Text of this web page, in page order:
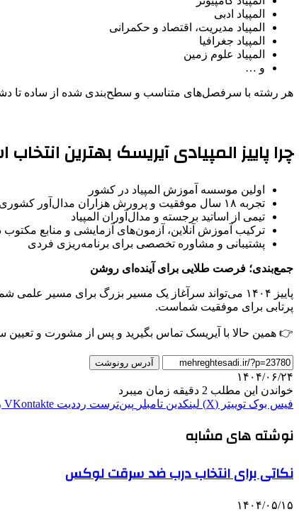
المپیاد ادبی
المپیاد مدیریت، اقتصاد و حکمرانی
المپیاد جغرافیا
المپیاد علوم زمین
و …
هر رشته با سرفصل‌های متناسب و سطح‌بندی شده از ساده تا
چرا پاییز المپیادی آیریسک بهترین
اولین موسسه آموزش المپیاد در کشور
تجربه ۱۸ سال موفقیت و پرورش هزاران مدال‌آور کشوری و جهانی
تیمی از اساتید برجسته و مدال‌آوران المپیاد
ترکیب آموزش آنلاین، آزمون‌های آزمایشی و منابع مکتوب
پشتیبانی و مشاوره تخصصی برای برنامه‌ریزی فردی
جمع‌بندی؛ فرصت طلایی برای آینده‌ای روشن
پاییز ۱۴۰۴ می‌تواند سرآغاز یک مسیر بزرگ برای مسیر علمی شما باشد. چه در آغاز راه باشید و چه از تابستان همراه آیریسک بوده‌اید یا مطالعۀ المپیادی خود را قبلاً شروع کرده‌اید،
پرتابی برای موفقیت شماست.
👉 همین حالا با آیریسک تماس بگیرید و پس از مشورت و تعیین
آدرس رونوشت
۱۴۰۴/۰۶/۲۴
خواندن این مطلب 2 دقیقه زمان میبرد
فیس بوک توییتر (X) لینکدین ‫تامبلر ‫پین‌ترست ‫رددیت ‫VKontakte
نوشته های مشابه
نکاتی برای انتخاب درب ضد سرقت لوکس
۱۴۰۴/۰۵/۱۵